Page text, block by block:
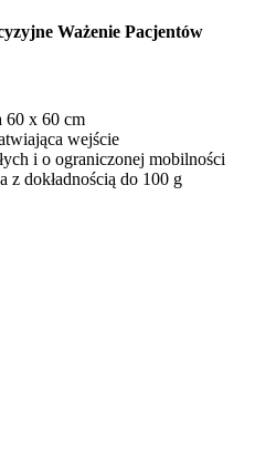
Ważenie Pacjentów
60 x 60 cm
wejście
i o ograniczonej mobilności
z dokładnością do 100 g